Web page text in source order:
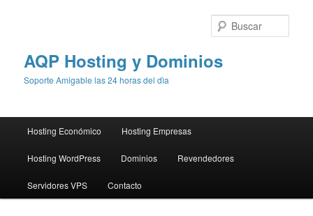
AQP Hosting y Dominios
Soporte Amigable las 24 horas del dìa
principal
Ir
al
contenido
Hosting Económico Hosting Empresas
Hosting WordPress Dominios Revendedores
Servidores VPS Contacto